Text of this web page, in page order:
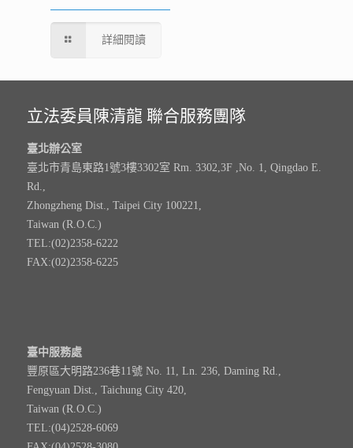
詳細閱讀
立法委員陳清龍 聯合服務團隊
臺北辦公室
臺北市青島東路1號3樓3302室 Rm. 3302,3F ,No. 1, Qingdao E.
Rd.,
Zhongzheng Dist., Taipei City 100221,
Taiwan (R.O.C.)
TEL:(02)2358-6222
FAX:(02)2358-6225
臺中服務處
豐原區大明路236巷11號 No. 11, Ln. 236, Daming Rd.,
Fengyuan Dist., Taichung City 420,
Taiwan (R.O.C.)
TEL:(04)2528-6069